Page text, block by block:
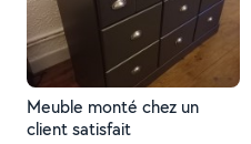
Meuble monté chez un
client satisfait